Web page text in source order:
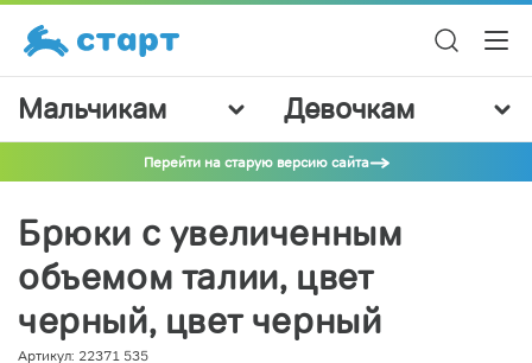
Мальчикам Девочкам
Перейти на старую версию сайта
Брюки с увеличенным
объемом талии, цвет
черный, цвет черный
Артикул: 22371 535